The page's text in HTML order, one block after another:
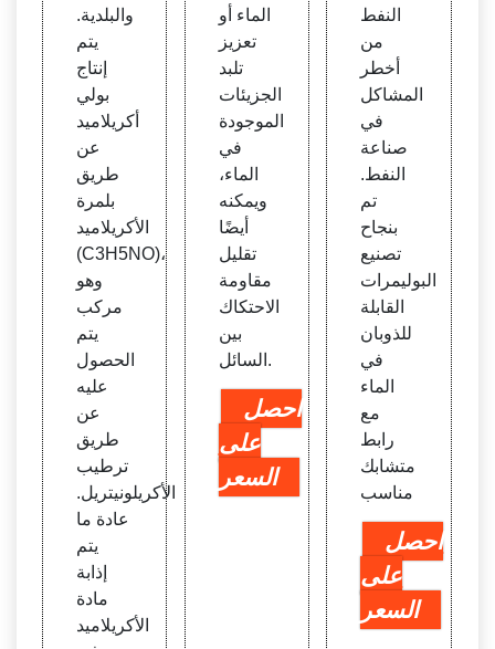
والبلدية.
يتم
إنتاج
بولي
أكريلاميد
عن
طريق
بلمرة
الأكريلاميد
(C3H5NO)،
وهو
مركب
يتم
الحصول
عليه
عن
طريق
ترطيب
الأكريلونيتريل.
عادة ما
يتم
إذابة
مادة
الأكريلاميد
الماء أو
تعزيز
تلبد
الجزيئات
الموجودة
في
الماء،
ويمكنه
أيضًا
تقليل
مقاومة
الاحتكاك
بين
السائل.
احصل
على
السعر
النفط
من
أخطر
المشاكل
في
صناعة
النفط.
تم
بنجاح
تصنيع
البوليمرات
القابلة
للذوبان
في
الماء
مع
رابط
متشابك
مناسب
احصل
على
السعر